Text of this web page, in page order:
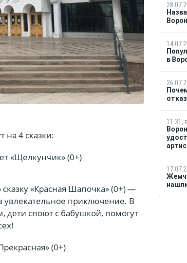
на 4 сказки:
«Щелкунчик» (0+)
«Красная Шапочка» (0+) —
увлекательное приключение. В
дети споют с бабушкой, помогут
(0+)
в
11:31,